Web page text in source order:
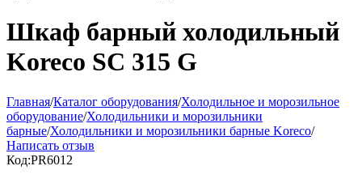
Шкаф барный холодильный
Koreco SC 315 G
Главная/Каталог оборудования/Холодильное и морозильное
оборудование/Холодильники и морозильники
барные/Холодильники и морозильники барные Koreco/
Написать отзыв
Код:PR6012